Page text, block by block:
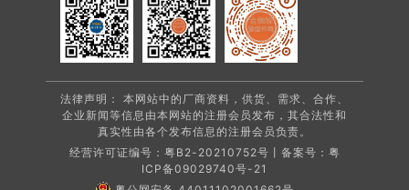
法律声明： 本网站中的厂商资料，供货、需求、合作、
企业新闻等信息由本网站的注册会员发布，其合法性和
真实性由各个发布信息的注册会员负责。
经营许可证编号：粤B2-20210752号丨备案号： 粤
ICP备09029740号-21